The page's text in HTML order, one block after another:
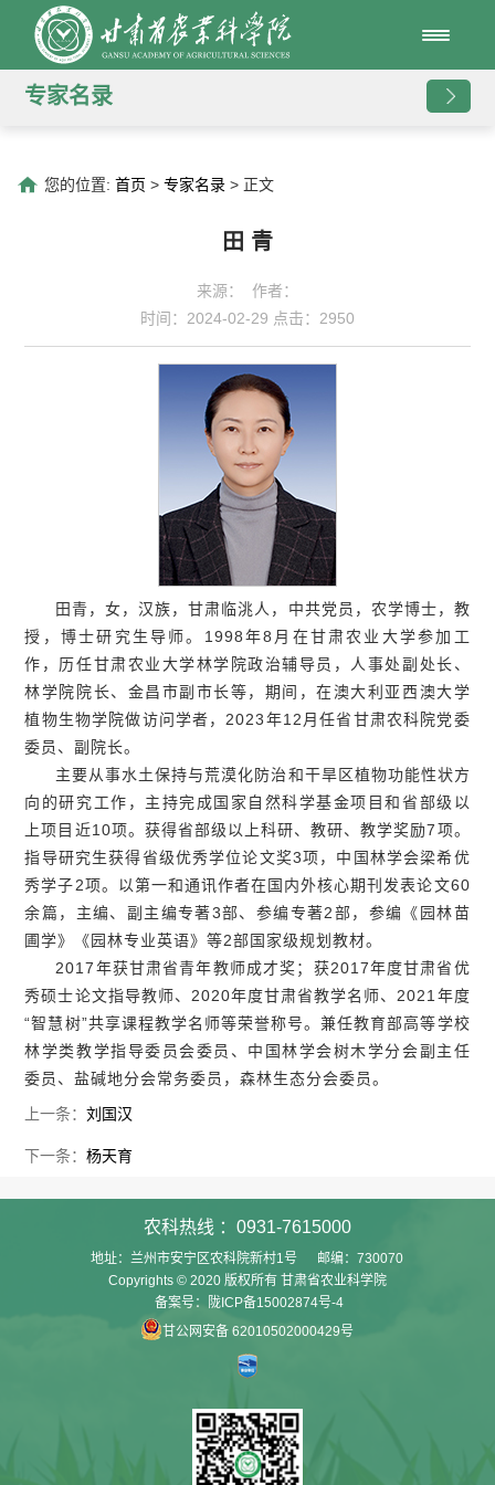
专家名录
您的位置: 首页 > 专家名录 > 正文
田 青
来源： 作者：
时间：2024-02-29 点击： 2950
田青，女，汉族，甘肃临洮人，中共党员，农学博士，教
授，博士研究生导师。1998年8月在甘肃农业大学参加工
作，历任甘肃农业大学林学院政治辅导员，人事处副处长、
林学院院长、金昌市副市长等，期间，在澳大利亚西澳大学
植物生物学院做访问学者，2023年12月任省甘肃农科院党委
委员、副院长。
主要从事水土保持与荒漠化防治和干旱区植物功能性状方
向的研究工作，主持完成国家自然科学基金项目和省部级以
上项目近10项。获得省部级以上科研、教研、教学奖励7项。
指导研究生获得省级优秀学位论文奖3项，中国林学会梁希优
秀学子2项。以第一和通讯作者在国内外核心期刊发表论文60
余篇，主编、副主编专著3部、参编专著2部，参编《园林苗
圃学》《园林专业英语》等2部国家级规划教材。
2017年获甘肃省青年教师成才奖；获2017年度甘肃省优
秀硕士论文指导教师、2020年度甘肃省教学名师、2021年度
“智慧树”共享课程教学名师等荣誉称号。兼任教育部高等学校
林学类教学指导委员会委员、中国林学会树木学分会副主任
委员、盐碱地分会常务委员，森林生态分会委员。
上一条：刘国汉
下一条：杨天育
农科热线 ：0931-7615000
地址：兰州市安宁区农科院新村1号 邮编：730070
Copyrights © 2020 版权所有 甘肃省农业科学院
备案号：陇ICP备15002874号-4
甘公网安备 62010502000429号